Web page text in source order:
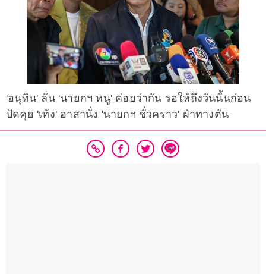
'อนุทิน' ลั่น 'นายกฯ หนู' ค่อยว่ากัน รอให้ถึงวันนั้นก่อน
ปัดคุย 'เท้ง' อาสานั่ง 'นายกฯ ชั่วคราว' ฝ่าทางตัน